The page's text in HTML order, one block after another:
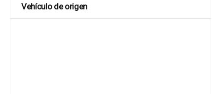
Vehículo de origen